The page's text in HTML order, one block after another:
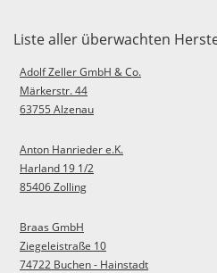
Liste aller überwachten
Adolf Zeller GmbH & Co.
Märkerstr. 44
63755 Alzenau
Anton Hanrieder e.K.
Harland 19 1/2
85406 Zolling
Braas GmbH
Ziegeleistraße 10
74722 Buchen - Hainstadt